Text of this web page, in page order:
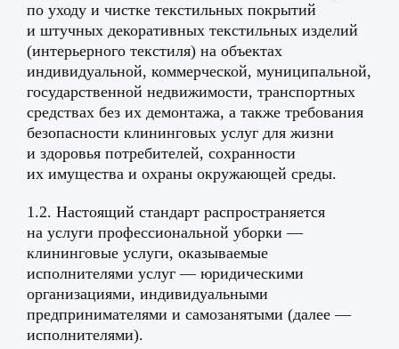
по уходу и чистке текстильных покрытий
и штучных декоративных текстильных изделий
(интерьерного текстиля) на объектах
индивидуальной, коммерческой, муниципальной,
государственной недвижимости, транспортных
средствах без их демонтажа, а также требования
безопасности клининговых услуг для жизни
и здоровья потребителей, сохранности
их имущества и охраны окружающей среды.
1.2. Настоящий стандарт распространяется
на услуги профессиональной уборки —
клининговые услуги, оказываемые
исполнителями услуг — юридическими
организациями, индивидуальными
предпринимателями и самозанятыми (далее —
исполнителями).